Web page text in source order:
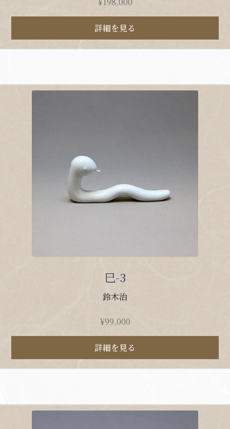
詳細を見る
巳-3
鈴木治
¥99,000
詳細を見る